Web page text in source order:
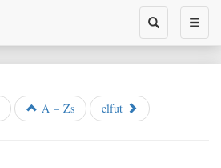
Toggle
search
A – Zs elfut